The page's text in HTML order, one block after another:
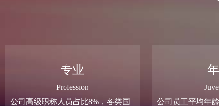
专业
Profession
公司高级职称人员占比8%，各类国
J
公司员工平均年